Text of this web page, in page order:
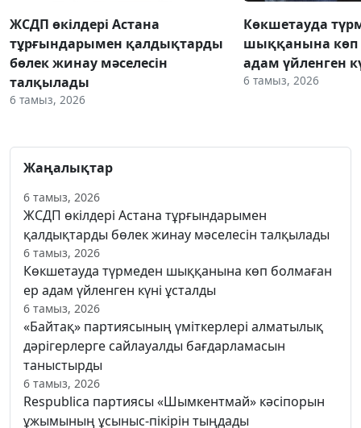
ЖСДП өкілдері Астана
тұрғындарымен қалдықтарды
бөлек жинау мәселесін
талқылады
6 тамыз, 2026
Көкшетауда
шыққанына көп
адам үйленген
6 тамыз, 2026
Жаңалықтар
6 тамыз, 2026
ЖСДП өкілдері Астана тұрғындарымен
қалдықтарды бөлек жинау мәселесін талқылады
6 тамыз, 2026
Көкшетауда түрмеден шыққанына көп болмаған
ер адам үйленген күні ұсталды
6 тамыз, 2026
«Байтақ» партиясының үміткерлері алматылық
дәрігерлерге сайлауалды бағдарламасын
таныстырды
6 тамыз, 2026
Respublica партиясы «Шымкентмай» кәсіпорын
ұжымының ұсыныс-пікірін тыңдады